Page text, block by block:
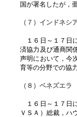
国が署名したが，
（７）インドネ
１６日～１７日
済協力及び通商関
声明において，今
育等の分野での協
（８）ベネズエラ
１６日～１７日
ＶＳＡ）総裁，ハ